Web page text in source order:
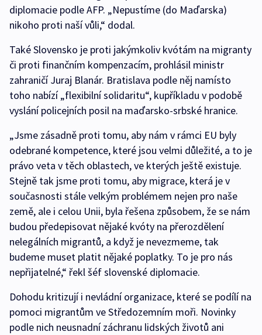
diplomacie podle AFP. „Nepustíme (do Maďarska)
nikoho proti naší vůli,“ dodal.
Také Slovensko je proti jakýmkoliv kvótám na migranty
či proti finančním kompenzacím, prohlásil ministr
zahraničí Juraj Blanár. Bratislava podle něj namísto
toho nabízí „flexibilní solidaritu“, kupříkladu v podobě
vyslání policejních posil na maďarsko-srbské hranice.
„Jsme zásadně proti tomu, aby nám v rámci EU byly
odebrané kompetence, které jsou velmi důležité, a to je
právo veta v těch oblastech, ve kterých ještě existuje.
Stejně tak jsme proti tomu, aby migrace, která je v
současnosti stále velkým problémem nejen pro naše
země, ale i celou Unii, byla řešena způsobem, že se nám
budou předepisovat nějaké kvóty na přerozdělení
nelegálních migrantů, a když je nevezmeme, tak
budeme muset platit nějaké poplatky. To je pro nás
nepřijatelné,“ řekl šéf slovenské diplomacie.
Dohodu kritizují i nevládní organizace, které se podílí na
pomoci migrantům ve Středozemním moři. Novinky
podle nich neusnadní záchranu lidských životů ani